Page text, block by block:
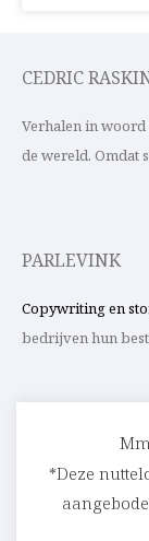
CEDRIC
Verhalen in woord
de wereld. Omdat
PARLEVINK
Copywriting en
bedrijven hun
Schrijf ik straks
heel graag op
*Deze